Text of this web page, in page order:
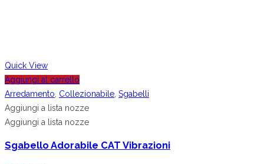
Quick View
Aggiungi al carrello
Arredamento Collezionabile Sgabelli
Aggiungi a lista nozze
Aggiungi a lista nozze
Sgabello Adorabile CAT Vibrazioni